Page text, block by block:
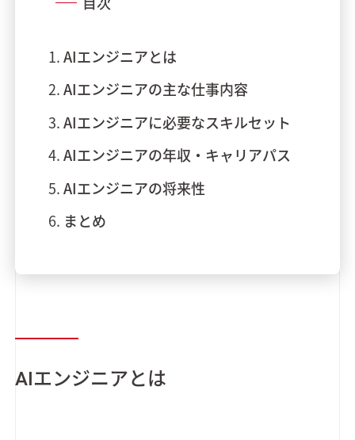
AIエンジニアとは
AIエンジニアの主な仕事内容
AIエンジニアに必要なスキルセット
AIエンジニアの年収・キャリアパス
AIエンジニアの将来性
まとめ
AIエンジニアとは